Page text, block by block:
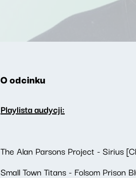
O odcinku
Playlista audycji:
The Alan Parsons Project - Sirius
Small Town Titans - Folsom Prison